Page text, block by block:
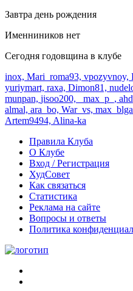
Завтра день рождения
Именниников нет
Сегодня годовщина в клубе
inox, Mari_roma93, vpozyvnoy,
yuriymart, raxa, Dimon81,
munpan, jisoo200, _max_p_,
almal, ara_bo, War_vs,
Artem9494, Alina-ka
Правила Клуба
О Клубе
Вход / Регистрация
ХудСовет
Как связаться
Статистика
Реклама на сайте
Вопросы и ответы
Политика